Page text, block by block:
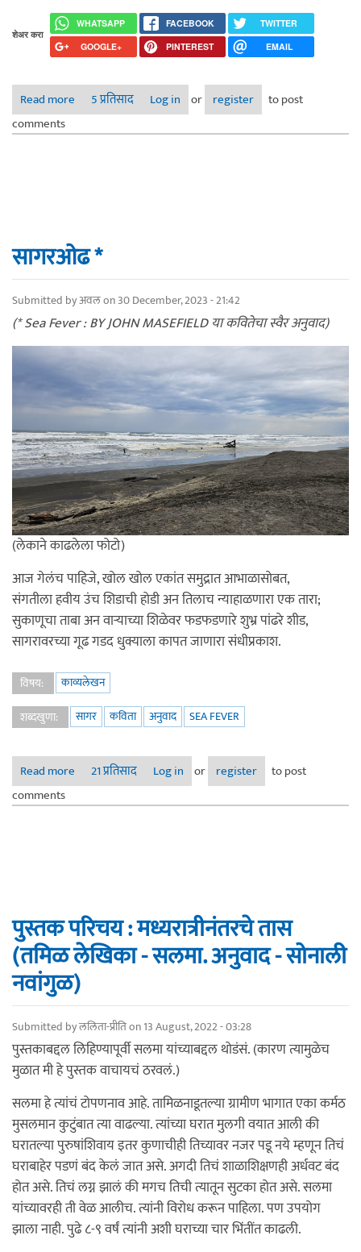
शेअर करा
WHATSAPP FACEBOOK
TWITTER
GOOGLE+
PINTEREST EMAIL
Read more about पुस्तकाचा अनुवाद करण्याबद्दल माहिती हवी आहे.
5 प्रतिसाद Log in or register
to post
comments
सागरओढ *
Submitted byअवलon 30 December, 2023 - 21:42
(* Sea Fever : BY JOHN MASEFIELD या कवितेचा स्वैर अनुवाद)
(लेकाने काढलेला फोटो)
आज गेलंच पाहिजे, खोल खोल एकांत समुद्रात आभाळासोबत,
संगतीला हवीय उंच शिडाची होडी अन तिलाच न्याहाळणारा एक तारा;
सुकाणूचा ताबा अन वाऱ्याच्या शिळेवर फडफडणारे शुभ्र पांढरे शीड,
सागरावरच्या गूढ गडद धुक्याला कापत जाणारा संधीप्रकाश.
विषय:
काव्यलेखन
शब्दखुणा:
सागर कविता अनुवाद SEA FEVER
Read more about सागरओढ *
21 प्रतिसाद Log in or register
to post
comments
पुस्तक परिचय : मध्यरात्रीनंतरचे तास
(तमिळ लेखिका - सलमा. अनुवाद - सोनाली
नवांगुळ)
Submitted byललिता-प्रीतिon 13 August, 2022 - 03:28
पुस्तकाबद्दल लिहिण्यापूर्वी सलमा यांच्याबद्दल थोडंसं. (कारण त्यामुळेच
मुळात मी हे पुस्तक वाचायचं ठरवलं.)
सलमा हे त्यांचं टोपणनाव आहे. तामिळनाडूतल्या ग्रामीण भागात एका कर्मठ
मुसलमान कुटुंबात त्या वाढल्या. त्यांच्या घरात मुलगी वयात आली की
घरातल्या पुरुषांशिवाय इतर कुणाचीही तिच्यावर नजर पडू नये म्हणून तिचं
घराबाहेर पडणं बंद केलं जात असे. अगदी तिचं शाळाशिक्षणही अर्धवट बंद
होत असे. तिचं लग्न झालं की मगच तिची त्यातून सुटका होत असे. सलमा
यांच्यावरही ती वेळ आलीच. त्यांनी विरोध करून पाहिला. पण उपयोग
झाला नाही. पुढे ८-९ वर्षं त्यांनी अशी घराच्या चार भिंतींत काढली.